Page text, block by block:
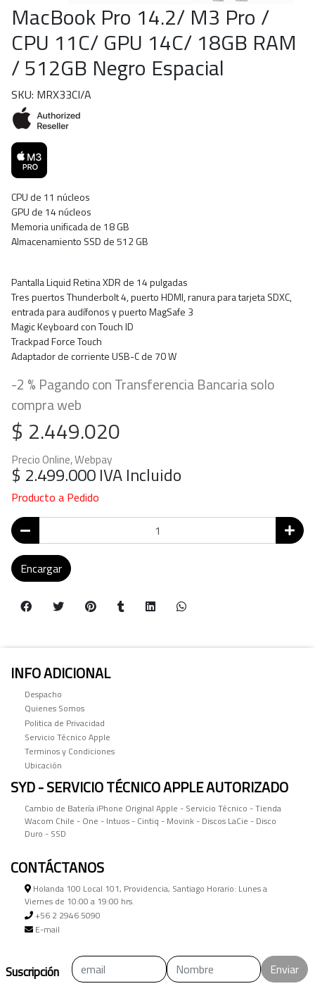
MacBook Pro 14.2/ M3 Pro /
CPU 11C/ GPU 14C/ 18GB RAM
/ 512GB Negro Espacial
SKU: MRX33CI/A
CPU de 11 núcleos
GPU de 14 núcleos
Memoria unificada de 18 GB
Almacenamiento SSD de 512 GB
Pantalla Liquid Retina XDR de 14 pulgadas
Tres puertos Thunderbolt 4, puerto HDMI, ranura para tarjeta SDXC,
entrada para audífonos y puerto MagSafe 3
Magic Keyboard con Touch ID
Trackpad Force Touch
Adaptador de corriente USB-C de 70 W
-2 % Pagando con Transferencia Bancaria solo
compra web
$ 2.449.020
Precio Online, Webpay
$ 2.499.000IVA Incluido
Producto a Pedido
Encargar
INFO ADICIONAL
Despacho
Quienes Somos
Politica de Privacidad
Servicio Técnico Apple
Terminos y Condiciones
Ubicación
SYD - SERVICIO TÉCNICO APPLE AUTORIZADO
Cambio de Batería iPhone Original Apple - Servicio Técnico - Tienda
Wacom Chile - One - Intuos - Cintiq - Movink - Discos LaCie - Disco
Duro - SSD
CONTÁCTANOS
Holanda 100 Local 101, Providencia, Santiago Horario: Lunes a
Viernes de 10:00 a 19:00 hrs.
+56 2 2946 5090
E-mail
Suscripción Enviar